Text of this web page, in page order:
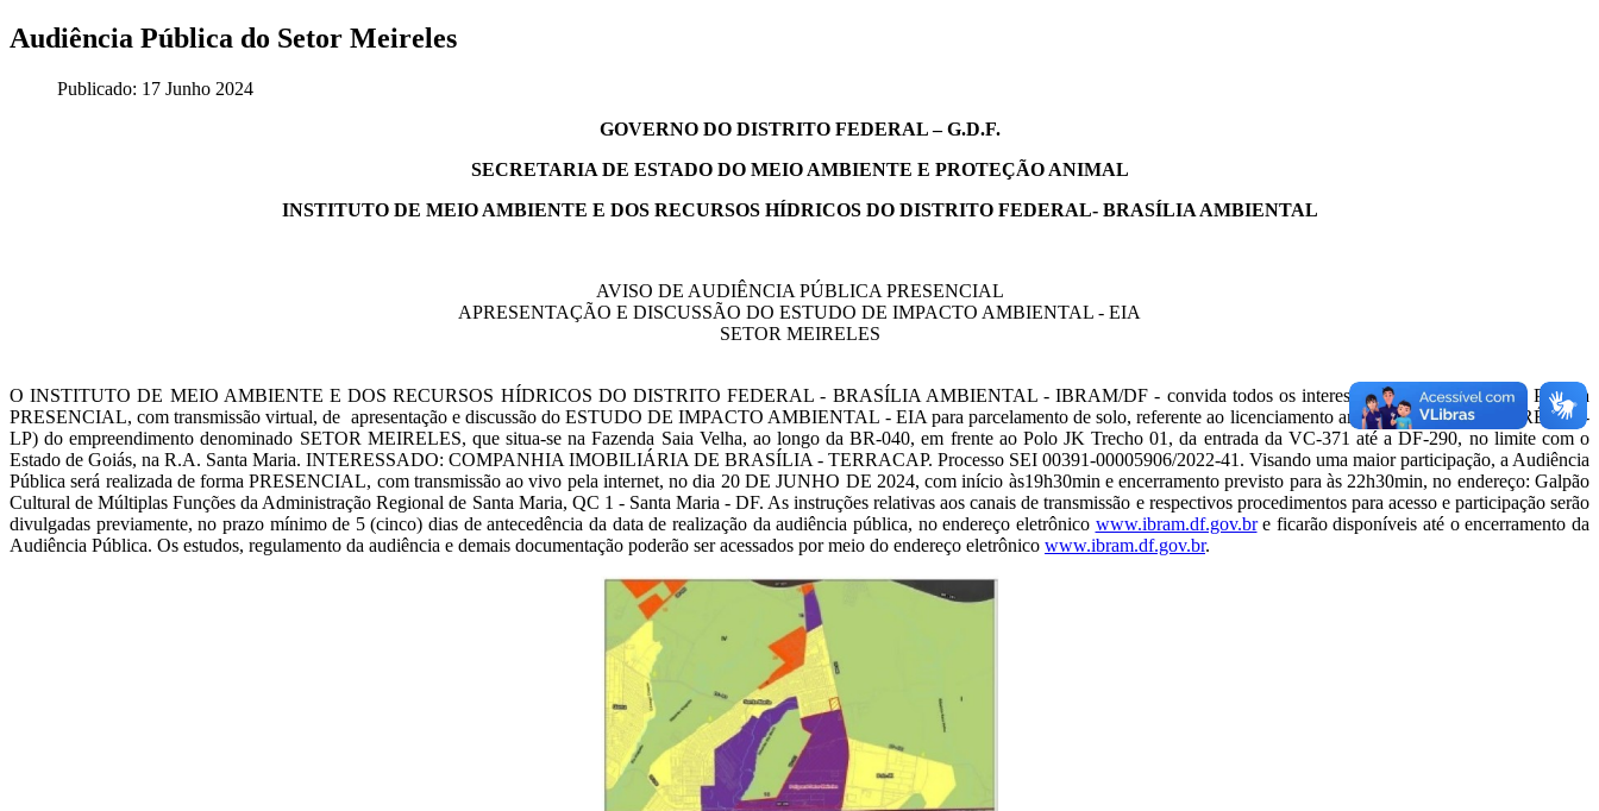
Audiência Pública do Setor Meireles
Publicado: 17 Junho 2024
GOVERNO DO DISTRITO FEDERAL – G.D.F.
SECRETARIA DE ESTADO DO MEIO AMBIENTE E PROTEÇÃO ANIMAL
INSTITUTO DE MEIO AMBIENTE E DOS RECURSOS HÍDRICOS DO DISTRITO FEDERAL- BRASÍLIA AMBIENTAL
AVISO DE AUDIÊNCIA PÚBLICA PRESENCIAL
APRESENTAÇÃO E DISCUSSÃO DO ESTUDO DE IMPACTO AMBIENTAL - EIA
SETOR MEIRELES
O INSTITUTO DE MEIO AMBIENTE E DOS RECURSOS HÍDRICOS DO DISTRITO FEDERAL - BRASÍLIA AMBIENTAL - IBRAM/DF - convida todos os interessados para a Audiência Pública
PRESENCIAL, com transmissão virtual, de apresentação e discussão do ESTUDO DE IMPACTO AMBIENTAL - EIA para parcelamento de solo, referente ao licenciamento ambiental (LICENÇA PRÉVIA -
LP) do empreendimento denominado SETOR MEIRELES, que situa-se na Fazenda Saia Velha, ao longo da BR-040, em frente ao Polo JK Trecho 01, da entrada da VC-371 até a DF-290, no limite com o
Estado de Goiás, na R.A. Santa Maria. INTERESSADO: COMPANHIA IMOBILIÁRIA DE BRASÍLIA - TERRACAP. Processo SEI 00391-00005906/2022-41. Visando uma maior participação, a Audiência
Pública será realizada de forma PRESENCIAL, com transmissão ao vivo pela internet, no dia 20 DE JUNHO DE 2024, com início às19h30min e encerramento previsto para às 22h30min, no endereço: Galpão
Cultural de Múltiplas Funções da Administração Regional de Santa Maria, QC 1 - Santa Maria - DF. As instruções relativas aos canais de transmissão e respectivos procedimentos para acesso e participação serão
divulgadas previamente, no prazo mínimo de 5 (cinco) dias de antecedência da data de realização da audiência pública, no endereço eletrônico www.ibram.df.gov.bre ficarão disponíveis até o encerramento da
Audiência Pública. Os estudos, regulamento da audiência e demais documentação poderão ser acessados por meio do endereço eletrônico www.ibram.df.gov.br.